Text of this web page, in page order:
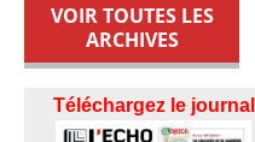
VOIR TOUTES LES
ARCHIVES